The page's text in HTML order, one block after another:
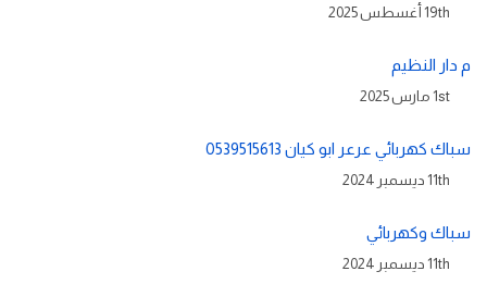
19th أغسطس 2025
م دار النظيم
1st مارس 2025
سباك كهربائي عرعر ابو كيان 0539515613
11th ديسمبر 2024
سباك وكهربائي
11th ديسمبر 2024